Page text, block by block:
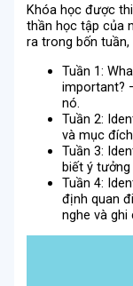
Khóa học được
thần học tập của
ra trong bốn
Tuần 1:
important?
nó.
Tuần 2:
và mục
Tuần 3:
biết ý tưởng
Tuần 4:
định quan
nghe và ghi